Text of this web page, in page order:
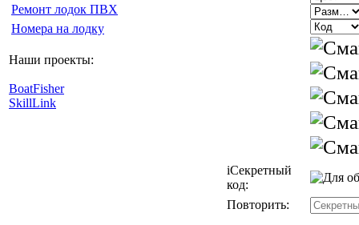
Ремонт лодок ПВХ
Номера на лодку
Наши проекты:
BoatFisher
SkillLink
iСекретный
код:
Повторить: